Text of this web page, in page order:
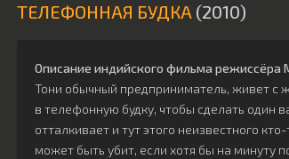
ТЕЛЕФОННАЯ БУДКА (2010)
Описание индийского фильма режиссёра
Тони обычный предприниматель, живет с
в телефонную будку, чтобы сделать один
отталкивает и тут этого неизвестного
может быть убит, если хотя бы на минуту